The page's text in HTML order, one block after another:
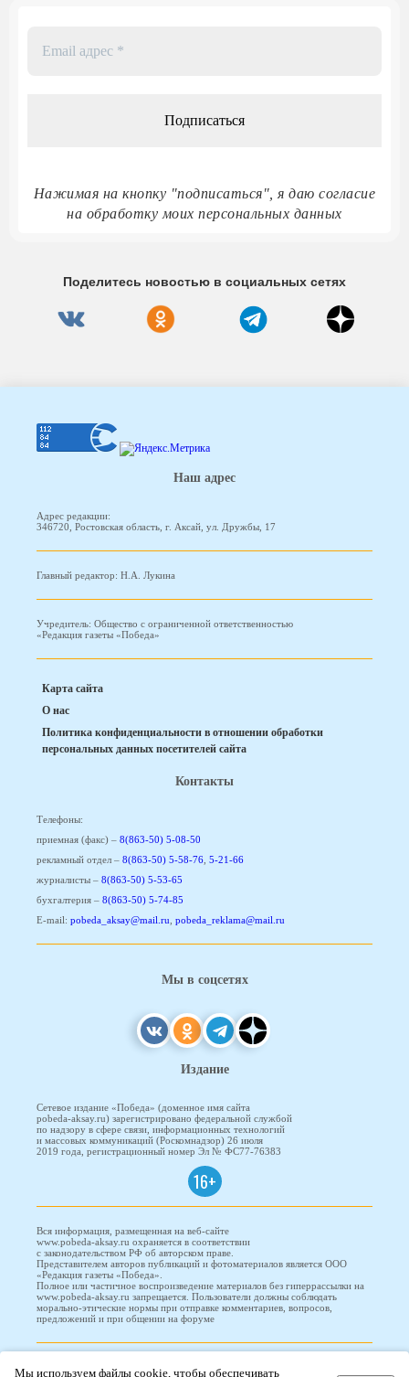
Нажимая на кнопку "подписаться", я даю согласие
на обработку моих персональных данных
Поделитесь новостью в социальных сетях
Наш адрес
Адрес редакции:
346720, Ростовская область, г. Аксай, ул. Дружбы, 17
Главный редактор: Н.А. Лукина
Учредитель: Общество с ограниченной ответственностью
«Редакция газеты «Победа»
Карта сайта
О нас
Политика конфиденциальности в отношении обработки
персональных данных посетителей сайта
Контакты
Телефоны:
приемная (факс) – 8(863-50) 5-08-50
рекламный отдел – 8(863-50) 5-58-76, 5-21-66
журналисты – 8(863-50) 5-53-65
бухгалтерия – 8(863-50) 5-74-85
E-mail: pobeda_aksay@mail.ru, pobeda_reklama@mail.ru
Мы в соцсетях
Издание
Сетевое издание «Победа» (доменное имя сайта
pobeda-aksay.ru) зарегистрировано федеральной службой
по надзору в сфере связи, информационных технологий
и массовых коммуникаций (Роскомнадзор) 26 июля
2019 года, регистрационный номер Эл № ФС77-76383
16+
Вся информация, размещенная на веб-сайте
www.pobeda-aksay.ru охраняется в соответствии
с законодательством РФ об авторском праве.
Представителем авторов публикаций и фотоматериалов является ООО
«Редакция газеты «Победа».
Полное или частичное воспроизведение материалов без гиперрассылки на
www.pobeda-aksay.ru запрещается. Пользователи должны соблюдать
морально-этические нормы при отправке комментариев, вопросов,
предложений и при общении на форуме
Мы используем файлы cookie, чтобы обеспечивать